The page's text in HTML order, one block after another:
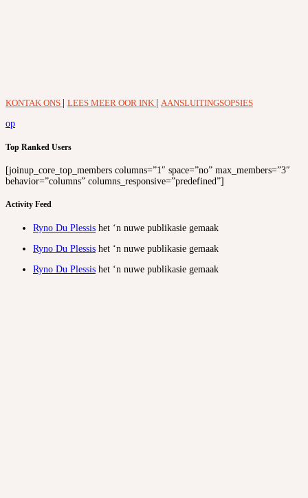
KONTAK ONS LEES MEER OOR INK
AANSLUITINGSOPSIES
op
Top Ranked Users
[joinup_core_top_members columns=”1″ space=”no” max_members=”3″
behavior=”columns” columns_responsive=”predefined”]
Activity Feed
Ryno Du Plessis het ‘n nuwe publikasie gemaak
Ryno Du Plessis het ‘n nuwe publikasie gemaak
Ryno Du Plessis het ‘n nuwe publikasie gemaak